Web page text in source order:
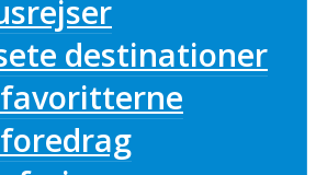
destinationer